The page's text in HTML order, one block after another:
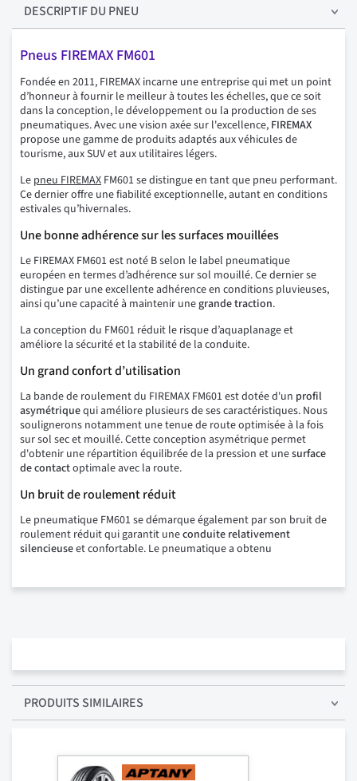
DESCRIPTIFDU PNEU
Pneus FIREMAX FM601
Fondée en 2011, FIREMAX incarne une entreprise qui met un point
d’honneur à fournir le meilleur à toutes les échelles, que ce soit
dans la conception, le développement ou la production de ses
pneumatiques. Avec une vision axée sur l'excellence, FIREMAX
propose une gamme de produits adaptés aux véhicules de
tourisme, aux SUV et aux utilitaires légers.
Le pneu FIREMAX FM601 se distingue en tant que pneu performant.
Ce dernier offre une fiabilité exceptionnelle, autant en conditions
estivales qu’hivernales.
Une bonne adhérence sur les surfaces mouillées
Le FIREMAX FM601 est noté B selon le label pneumatique
européen en termes d’adhérence sur sol mouillé. Ce dernier se
distingue par une excellente adhérence en conditions pluvieuses,
ainsi qu’une capacité à maintenir unegrande traction.
La conception du FM601 réduit le risque d’aquaplanage et
améliore la sécurité et la stabilité de la conduite.
Un grand confort d’utilisation
La bande de roulement du FIREMAX FM601 est dotée d'un profil
asymétriquequi améliore plusieurs de ses caractéristiques. Nous
soulignerons notamment une tenue de route optimisée à la fois
sur sol sec et mouillé. Cette conception asymétrique permet
d'obtenir une répartition équilibrée de la pression et unesurface
de contactoptimale avec la route.
Un bruit de roulement réduit
Le pneumatique FM601 se démarque également par son bruit de
roulement réduit qui garantit uneconduite relativement
silencieuseet confortable. Le pneumatique a obtenu
PRODUITS SIMILAIRES